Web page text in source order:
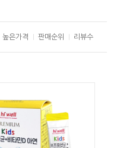
높은가격 판매순위 리뷰수